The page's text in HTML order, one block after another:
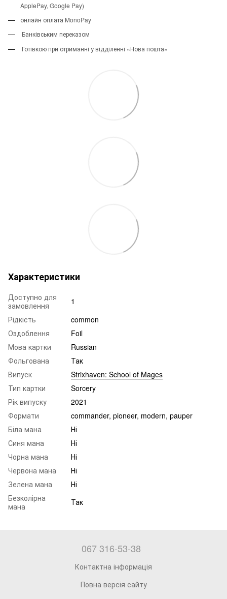
ApplePay, Google Pay)
онлайн оплата MonoPay
Банківським переказом
Готівкою при отриманні у відділенні «Нова пошта»
Характеристики
Доступно для
замовлення
1
Рідкість
common
Оздоблення
Foil
Мова картки
Russian
Фольгована
Так
Випуск
Strixhaven: School of Mages
Тип картки
Sorcery
Рік випуску
2021
Формати
commander, pioneer, modern, pauper
Біла мана
Ні
Синя мана
Ні
Чорна мана
Ні
Червона мана
Ні
Зелена мана
Ні
Безколірна
мана
Так
067 316-53-38
Контактна інформація
Повна версія сайту